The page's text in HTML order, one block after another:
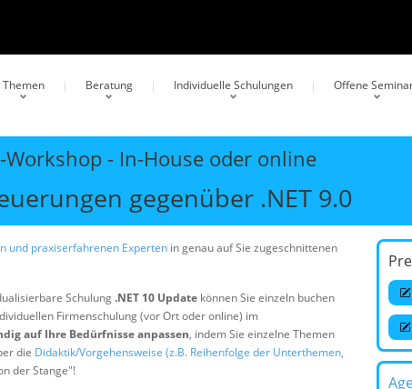
Themen Beratung Individuelle Schulungen Offene
- In-House oder online
gegenüber .NET 9.0
und praxiserfahrenen Experten in genau auf Sie zugeschnittenen
Schulung.NET 10 Update können Sie einzeln buchen
Firmenschulung (vor Ort oder online) im
auf Ihre Bedürfnisse anpassen, indem Sie einzelne Themen
die Didaktik/Vorgehensweise (z.B. Reihenfolge der Unterthemen,
der Stange"!